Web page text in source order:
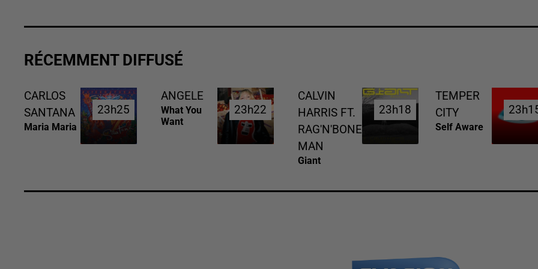
RÉCEMMENT DIFFUSÉ
CARLOS
SANTANA
Maria Maria
23h25
23h25
ANGELE
What You
Want
23h22
23h22
CALVIN
HARRIS FT.
RAG'N'BONE
MAN
Giant
23h18
23h18
TEMPER
CITY
Self Aware